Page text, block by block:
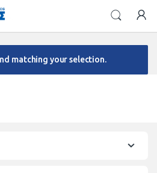
matching your selection.